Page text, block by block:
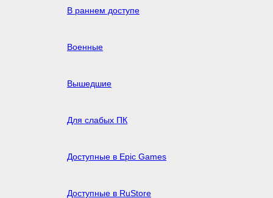
В раннем доступе
Военные
Вышедшие
Для слабых ПК
Доступные в Epic Games
Доступные в RuStore